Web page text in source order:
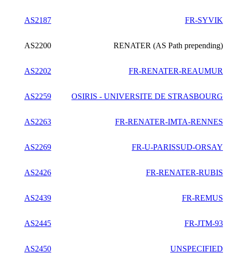
AS2187 FR-SYVIK
AS2200 RENATER (AS Path prepending)
AS2202 FR-RENATER-REAUMUR
AS2259 OSIRIS - UNIVERSITE DE STRASBOURG
AS2263 FR-RENATER-IMTA-RENNES
AS2269 FR-U-PARISSUD-ORSAY
AS2426 FR-RENATER-RUBIS
AS2439 FR-REMUS
AS2445 FR-JTM-93
AS2450 UNSPECIFIED